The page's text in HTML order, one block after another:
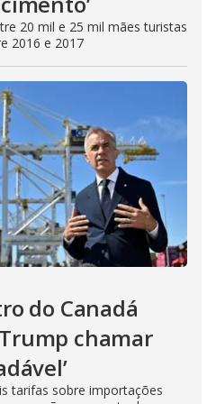
20 mil e 25 mil mães turistas
2016 e 2017
do Canadá
chamar
tarifas sobre importações